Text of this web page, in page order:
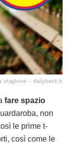
stagione - dailybest.it
fare spazio
non
le prime t-
così come le